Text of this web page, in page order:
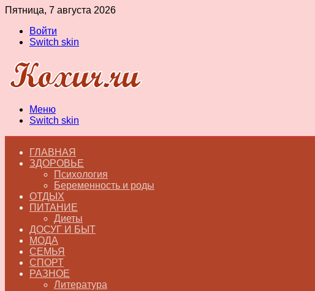
Пятница, 7 августа 2026
Войти
Switch skin
Меню
Switch skin
ГЛАВНАЯ
ЗДОРОВЬЕ
Психология
Беременность и роды
ОТДЫХ
ПИТАНИЕ
Диеты
ДОСУГ И БЫТ
МОДА
СЕМЬЯ
СПОРТ
РАЗНОЕ
Литература